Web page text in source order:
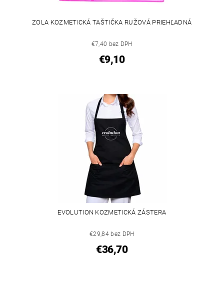
ZOLA KOZMETICKÁ TAŠTIČKA RUŽOVÁ PRIEHĽADNÁ
€7,40 bez DPH
€9,10
EVOLUTION KOZMETICKÁ ZÁSTERA
€29,84 bez DPH
€36,70